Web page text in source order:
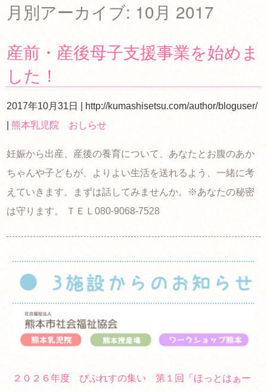
月別アーカイブ: 10月 2017
産前・産後母子支援事業を始めま
した！
2017年10月31日
http://kumashisetsu.com/author/bloguser/
熊本乳児院 おしらせ
妊娠から出産、産後の養育について、あなたとお腹のあか
ちゃんや子どもが、よりよい生活を送れるよう、一緒に考
えていきます。まずは話してみませんか。※あなたの秘密
は守ります。 ＴＥＬ080-9068-7528
２０２６年度 びぷれすの集い 第１回「ほっとはぁー